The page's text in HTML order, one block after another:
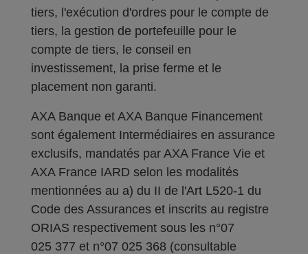
tiers, l'exécution d'ordres pour le compte de
tiers, la gestion de portefeuille pour le
compte de tiers, le conseil en
investissement, la prise ferme et le
placement non garanti.
AXA Banque et AXA Banque Financement
sont également Intermédiaires en assurance
exclusifs, mandatés par AXA France Vie et
AXA France IARD selon les modalités
mentionnées au a) du II de l'Art L520-1 du
Code des Assurances et inscrits au registre
ORIAS respectivement sous les n°07
025 377 et n°07 025 368 (consultable